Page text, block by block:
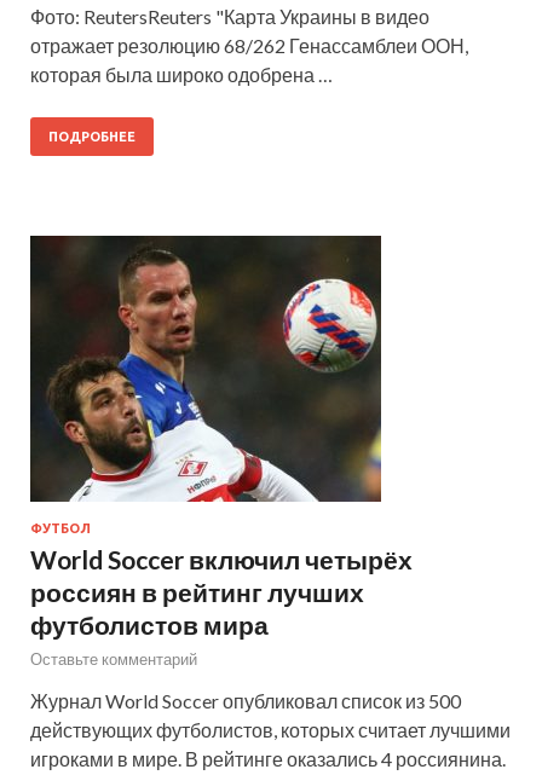
Фото: ReutersReuters "Карта Украины в видео
отражает резолюцию 68/262 Генассамблеи ООН,
которая была широко одобрена …
ПОДРОБНЕЕ
ФУТБОЛ
World Soccer включил четырёх
россиян в рейтинг лучших
футболистов мира
Оставьте комментарий
Журнал World Soccer опубликовал список из 500
действующих футболистов, которых считает лучшими
игроками в мире. В рейтинге оказались 4 россиянина.